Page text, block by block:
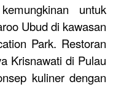
untuk
Ubud di kawasan
Park. Restoran
Krisnawati di Pulau
kuliner dengan